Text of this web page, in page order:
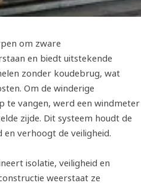
om zware
en biedt uitstekende
zonder koudebrug, wat
Om de winderige
te vangen, werd een windmeter
zijde. Dit systeem houdt de
verhoogt de veiligheid.
isolatie, veiligheid en
weerstaat ze